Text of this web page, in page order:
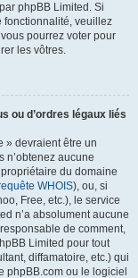
phpBB Limited. Si
fonctionnalité, veuillez
pourrez voter pour
les vôtres.
ou d’ordres légaux liés
» devraient être un
n’obtenez aucune
du domaine
WHOIS), ou, si
Free, etc.), le service
n’a absolument aucune
de comment,
Limited pour tout
diffamatoire, etc.) qui
phpBB.com ou le logiciel